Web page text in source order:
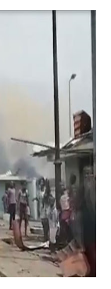
உத்தரவு!
ஆகியோரின்
அழிப்பிற்கு
விடியோ)
கூட்டத்தில் இன்று